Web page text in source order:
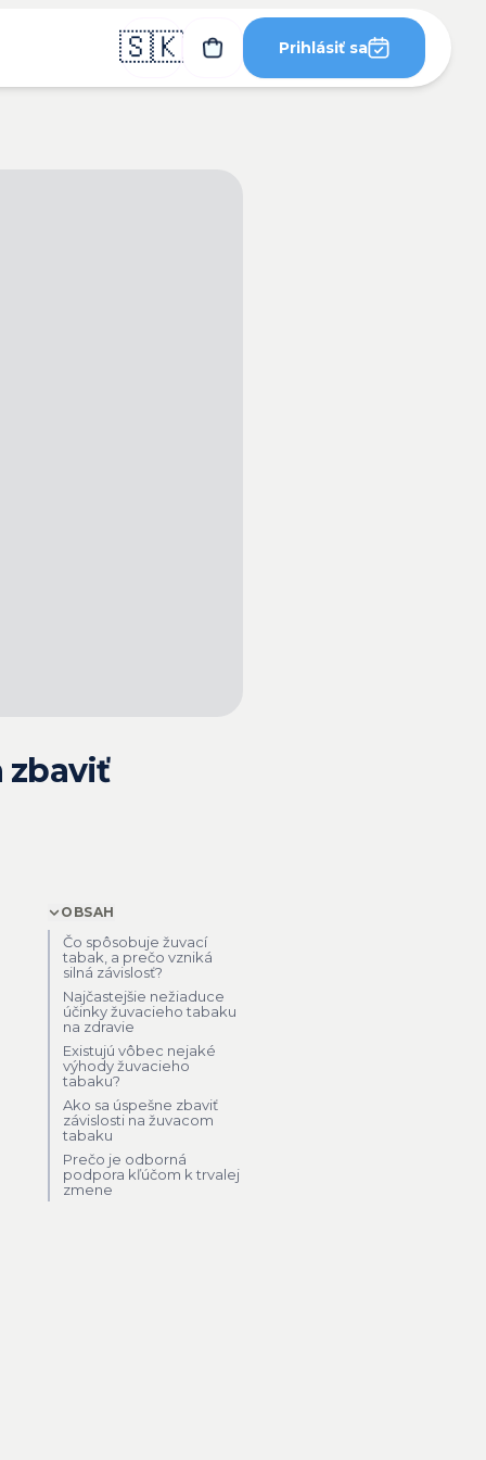
🇸🇰 Prihlásiť sa
zbaviť
OBSAH
Čo spôsobuje žuvací
tabak, a prečo vzniká
silná závislosť?
Najčastejšie nežiaduce
účinky žuvacieho tabaku
na zdravie
Existujú vôbec nejaké
výhody žuvacieho
tabaku?
Ako sa úspešne zbaviť
závislosti na žuvacom
tabaku
Prečo je odborná
podpora kľúčom k trvalej
zmene